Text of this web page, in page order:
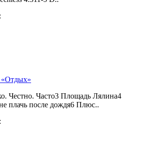
«Отдых»
Честно. Часто3 Площадь Лялина4
плачь после дождя6 Плюс..